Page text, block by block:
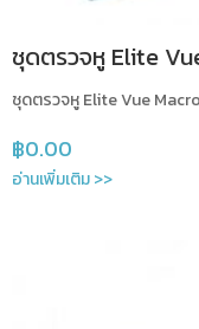
ชุดตรวจหู Elite
ชุดตรวจหู Elite Vue
฿0.00
อ่านเพิ่มเติม >>